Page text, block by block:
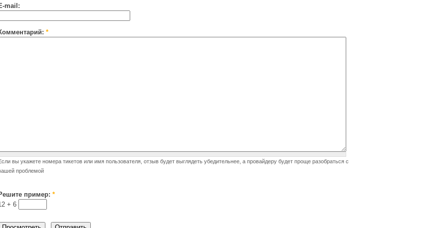
mail:
*
вы укажете номера тикетов или имя пользователя, отзыв будет выглядеть убедительнее, а провайдеру будет проще разобраться с
проблемой
пример: *
+ 6